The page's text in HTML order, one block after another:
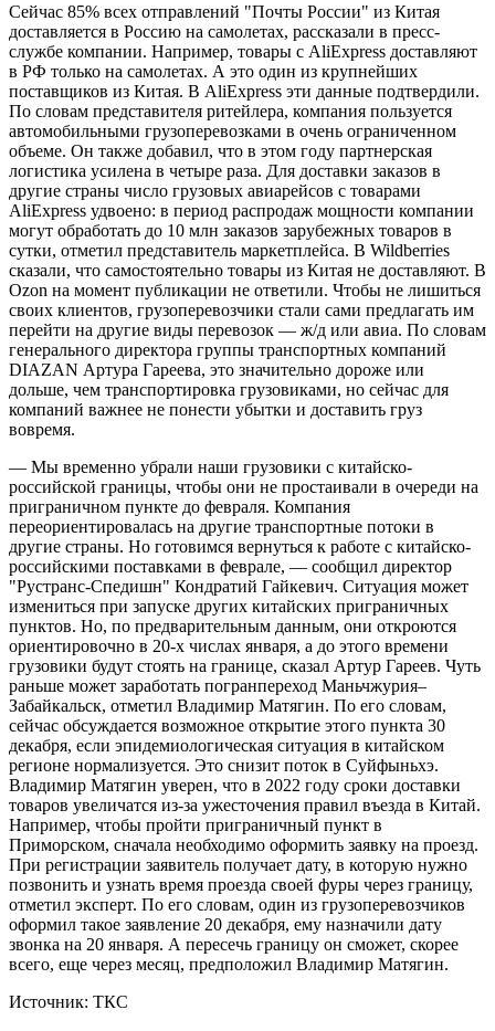
Сейчас 85% всех отправлений "Почты России" из Китая
доставляется в Россию на самолетах, рассказали в пресс-
службе компании. Например, товары с AliExpress доставляют
в РФ только на самолетах. А это один из крупнейших
поставщиков из Китая. В AliExpress эти данные подтвердили.
По словам представителя ритейлера, компания пользуется
автомобильными грузоперевозками в очень ограниченном
объеме. Он также добавил, что в этом году партнерская
логистика усилена в четыре раза. Для доставки заказов в
другие страны число грузовых авиарейсов с товарами
AliExpress удвоено: в период распродаж мощности компании
могут обработать до 10 млн заказов зарубежных товаров в
сутки, отметил представитель маркетплейса. В Wildberries
сказали, что самостоятельно товары из Китая не доставляют. В
Ozon на момент публикации не ответили. Чтобы не лишиться
своих клиентов, грузоперевозчики стали сами предлагать им
перейти на другие виды перевозок — ж/д или авиа. По словам
генерального директора группы транспортных компаний
DIAZAN Артура Гареева, это значительно дороже или
дольше, чем транспортировка грузовиками, но сейчас для
компаний важнее не понести убытки и доставить груз
вовремя.
— Мы временно убрали наши грузовики с китайско-
российской границы, чтобы они не простаивали в очереди на
приграничном пункте до февраля. Компания
переориентировалась на другие транспортные потоки в
другие страны. Но готовимся вернуться к работе с китайско-
российскими поставками в феврале, — сообщил директор
"Рустранс-Спедишн" Кондратий Гайкевич. Ситуация может
измениться при запуске других китайских приграничных
пунктов. Но, по предварительным данным, они откроются
ориентировочно в 20-х числах января, а до этого времени
грузовики будут стоять на границе, сказал Артур Гареев. Чуть
раньше может заработать погранпереход Маньчжурия–
Забайкальск, отметил Владимир Матягин. По его словам,
сейчас обсуждается возможное открытие этого пункта 30
декабря, если эпидемиологическая ситуация в китайском
регионе нормализуется. Это снизит поток в Суйфыньхэ.
Владимир Матягин уверен, что в 2022 году сроки доставки
товаров увеличатся из-за ужесточения правил въезда в Китай.
Например, чтобы пройти приграничный пункт в
Приморском, сначала необходимо оформить заявку на проезд.
При регистрации заявитель получает дату, в которую нужно
позвонить и узнать время проезда своей фуры через границу,
отметил эксперт. По его словам, один из грузоперевозчиков
оформил такое заявление 20 декабря, ему назначили дату
звонка на 20 января. А пересечь границу он сможет, скорее
всего, еще через месяц, предположил Владимир Матягин.
Источник: ТКС